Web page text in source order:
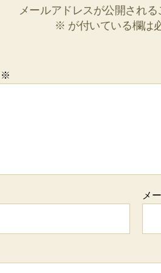
メールアドレスが公開される
※ が付いている欄は
※
メ